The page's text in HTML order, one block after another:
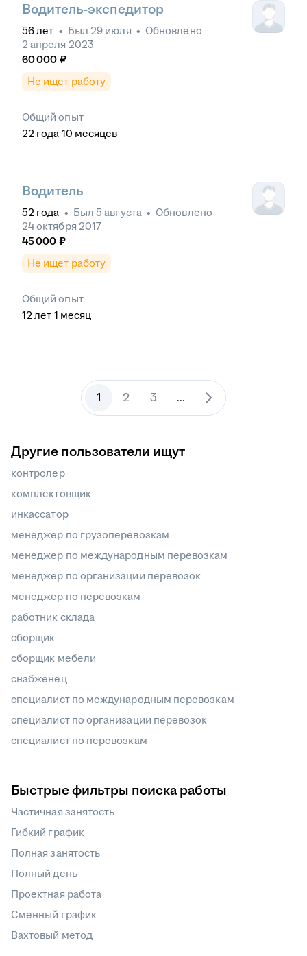
Водитель-экспедитор
56лет • Был 29 июля • Обновлено
2 апреля 2023
60 000 ₽
Не ищет работу
Общий опыт
22 года 10 месяцев
Водитель
52 года • Был 5 августа • Обновлено
24 октября 2017
45 000 ₽
Не ищет работу
Общий опыт
12 лет 1 месяц
1 2 3 ...
Другие пользователи ищут
контролер
комплектовщик
инкассатор
менеджер по грузоперевозкам
менеджер по международным перевозкам
менеджер по организации перевозок
менеджер по перевозкам
работник склада
сборщик
сборщик мебели
снабженец
специалист по международным перевозкам
специалист по организации перевозок
специалист по перевозкам
Быстрые фильтры поиска работы
Частичная занятость
Гибкий график
Полная занятость
Полный день
Проектная работа
Сменный график
Вахтовый метод